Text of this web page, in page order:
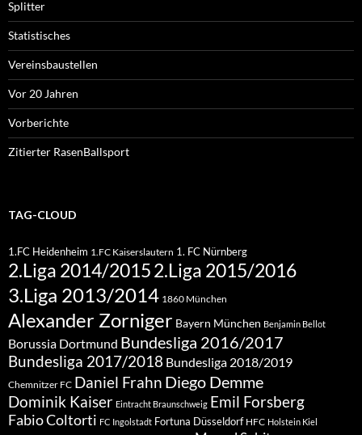
Splitter
Statistisches
Vereinsbaustellen
Vor 20 Jahren
Vorberichte
Zitierter RasenBallsport
TAG-CLOUD
1.FC Heidenheim 1.FC Kaiserslautern 1. FC Nürnberg
2.Liga 2014/20152.Liga 2015/2016
3.Liga 2013/2014 1860 München
Alexander Zorniger Bayern München Benjamin Bellot
Borussia Dortmund Bundesliga 2016/2017
Bundesliga 2017/2018 Bundesliga 2018/2019
Chemnitzer FC Daniel Frahn Diego Demme
Dominik Kaiser Eintracht Braunschweig Emil Forsberg
Fabio Coltorti FC Ingolstadt Fortuna Düsseldorf HFC Holstein Kiel